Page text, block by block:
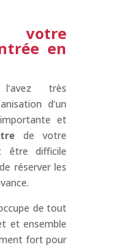
en
très
d’un
et
de votre
être difficile
réserver les
de tout
et ensemble
fort pour